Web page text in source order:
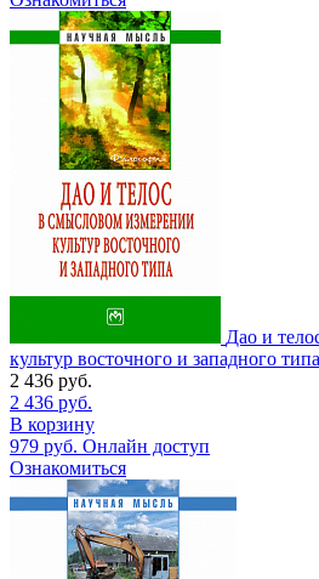
Дао и
культур восточного и западного типа
2 436 руб.
2 436 руб.
В корзину
979 руб. Онлайн доступ
Ознакомиться